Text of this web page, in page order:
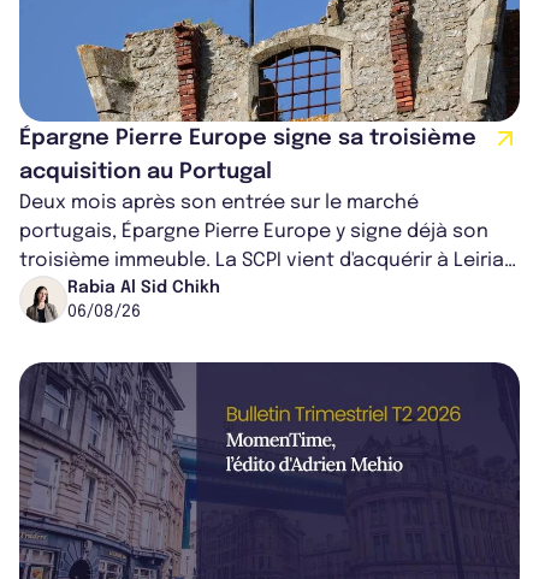
Épargne Pierre Europe signe sa troisième
acquisition au Portugal
Deux mois après son entrée sur le marché
portugais, Épargne Pierre Europe y signe déjà son
troisième immeuble. La SCPI vient d'acquérir à Leiria,
dans le centre du pays, un établis...
Rabia Al Sid Chikh
06/08/26